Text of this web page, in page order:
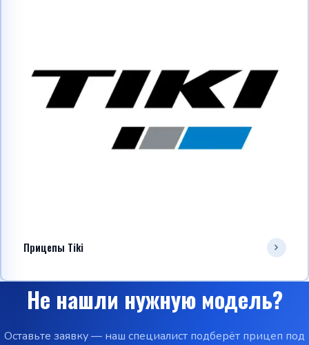
Прицепы Tiki
Не нашли нужную модель?
Оставьте заявку — наш специалист подберёт прицеп под